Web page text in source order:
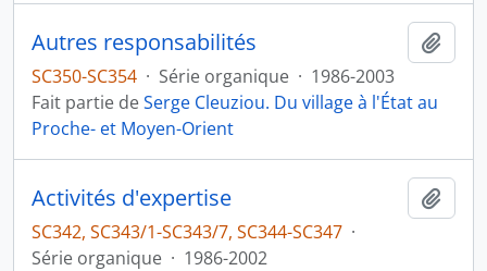
Autres responsabilités
SC350-SC354 · Série organique · 1986-2003
Fait partie deSerge Cleuziou. Du village à l'État au
Proche- et Moyen-Orient
Activités d'expertise
SC342, SC343/1-SC343/7, SC344-SC347 ·
Série organique · 1986-2002